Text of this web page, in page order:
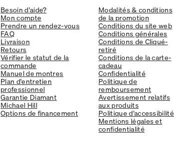
Besoin d'aide?
Mon compte
Prendre un rendez-vous
FAQ
Livraison
Retours
Vérifier le statut de la
commande
Manuel de montres
Plan d'entretien
professionnel
Garantie Diamant
Michael Hill
Options de financement
Modalités & conditions
de la promotion
Conditions du site web
Conditions générales
Conditions de Cliqué-
retiré
Conditions de la carte-
cadeau
Confidentialité
Politique de
remboursement
Avertissement relatifs
aux produits
Politique d'accessibilité
Mentions légales et
confidentialité